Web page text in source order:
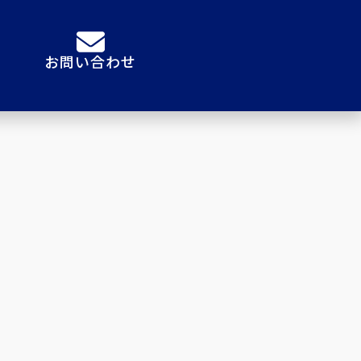
お問い合わせ